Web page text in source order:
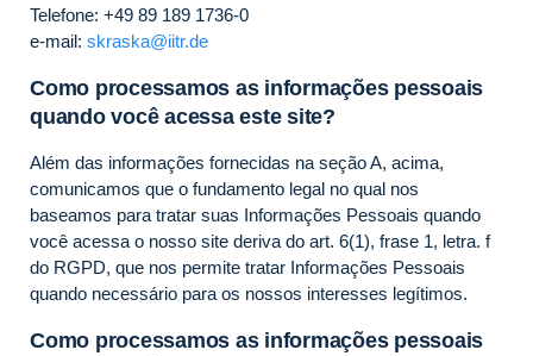
Telefone: +49 89 189 1736-0
e-mail: skraska@iitr.de
Como processamos as informações pessoais
quando você acessa este site?
Além das informações fornecidas na seção A, acima,
comunicamos que o fundamento legal no qual nos
baseamos para tratar suas Informações Pessoais quando
você acessa o nosso site deriva do art. 6(1), frase 1, letra. f
do RGPD, que nos permite tratar Informações Pessoais
quando necessário para os nossos interesses legítimos.
Como processamos as informações pessoais